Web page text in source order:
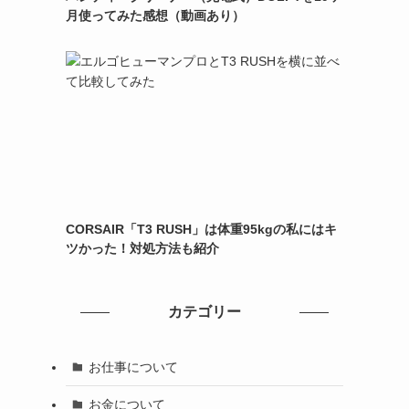
月使ってみた感想（動画あり）
CORSAIR「T3 RUSH」は体重95kgの私にはキ
ツかった！対処方法も紹介
カテゴリー
お仕事について
お金について